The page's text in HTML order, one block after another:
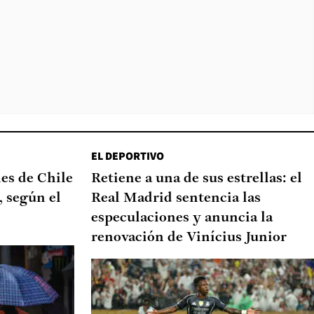
de Chile
según el
EL DEPORTIVO
Retiene a una de sus estrellas: el
Real Madrid sentencia las
especulaciones y anuncia la
renovación de Vinícius Junior